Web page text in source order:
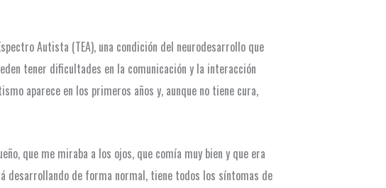
Autista (TEA), una condición del neurodesarrollo que
tener dificultades en la comunicación y la interacción
aparece en los primeros años y, aunque no tiene cura,
que me miraba a los ojos, que comía muy bien y que era
desarrollando de forma normal, tiene todos los síntomas de